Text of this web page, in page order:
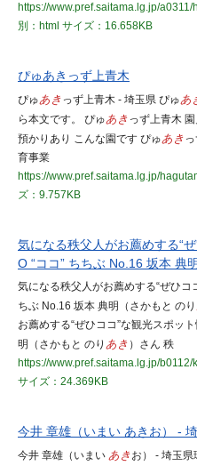
https://www.pref.saitama.lg.jp/
別：html サイズ：16.658KB
ぴゅあきっず上青木
ぴゅあきっず上青木 - 埼玉県 ぴゅあ
ら本文です。 ぴゅあきっず上青木
預かりあり こんな園です ぴゅあき
育事業
https://www.pref.saitama.lg.jp/
ズ：9.757KB
気になる秩父人がお薦めする“
O “ココ” ちちぶ No.16 坂本 典
気になる秩父人がお薦めする“ぜひコ
ちぶ No.16 坂本 典明（さかもと のり
お薦めする“ぜひココ”な観光スポッ
明（さかもと のり あき ）さん 秩
https://www.pref.saitama.lg.jp/
サイズ：24.369KB
今井 章雄（いまい あきお） -
今井 章雄（いまい あきお） - 埼玉